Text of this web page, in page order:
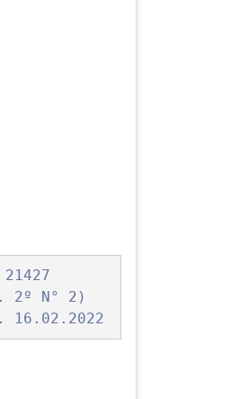
21427
2º N° 2)
16.02.2022